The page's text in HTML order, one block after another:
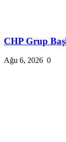
CHP Grup
Ağu 6, 2026 0